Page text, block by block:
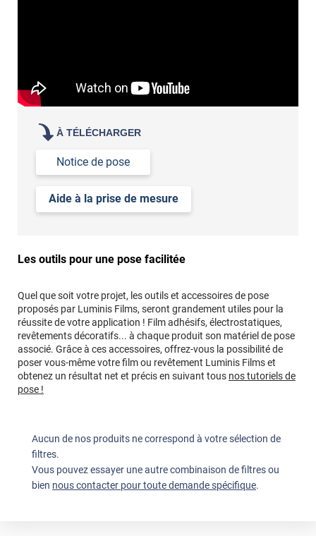
À TÉLÉCHARGER
Notice de pose
Aide à la prise de mesure
Les outils pour une pose facilitée
Quel que soit votre projet, les outils et accessoires de pose
proposés par Luminis Films, seront grandement utiles pour la
réussite de votre application ! Film adhésifs, électrostatiques,
revêtements décoratifs... à chaque produit son matériel de pose
associé. Grâce à ces accessoires, offrez-vous la possibilité de
poser vous-même votre film ou revêtement Luminis Films et
obtenez un résultat net et précis en suivant tous nos tutoriels de
pose !
Aucun de nos produits ne correspond à votre sélection de
filtres.
Vous pouvez essayer une autre combinaison de filtres ou
bien nous contacter pour toute demande spécifique.